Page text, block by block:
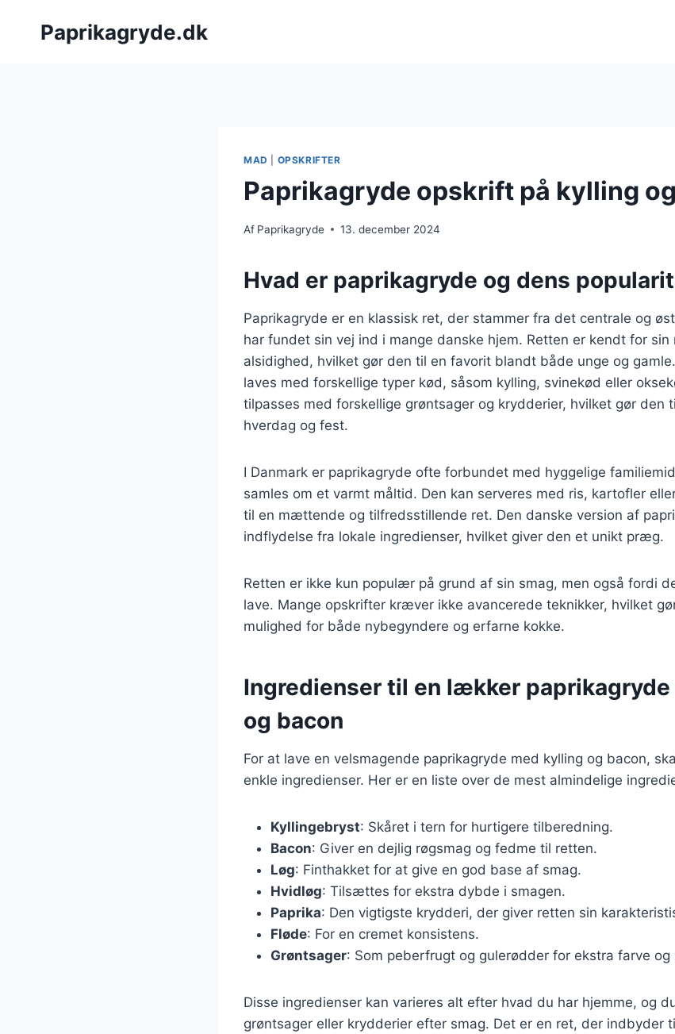
Paprikagryde.dk
MAD OPSKRIFTER
Paprikagryde opskrift på kylling
Af Paprikagryde 13. december 2024
Hvad er paprikagryde og dens
Paprikagryde er en klassisk ret, der stammer fra det centrale og
har fundet sin vej ind i mange danske hjem. Retten er kendt for sin
alsidighed, hvilket gør den til en favorit blandt både unge og
laves med forskellige typer kød, såsom kylling, svinekød eller
tilpasses med forskellige grøntsager og krydderier, hvilket gør den
hverdag og fest.
I Danmark er paprikagryde ofte forbundet med hyggelige
samles om et varmt måltid. Den kan serveres med ris, kartofler
til en mættende og tilfredsstillende ret. Den danske version af
indflydelse fra lokale ingredienser, hvilket giver den et unikt præg.
Retten er ikke kun populær på grund af sin smag, men også fordi
lave. Mange opskrifter kræver ikke avancerede teknikker, hvilket
mulighed for både nybegyndere og erfarne kokke.
Ingredienser til en lækker
og bacon
For at lave en velsmagende paprikagryde med kylling og bacon,
enkle ingredienser. Her er en liste over de mest almindelige
Kyllingebryst: Skåret i tern for hurtigere tilberedning.
Bacon: Giver en dejlig røgsmag og fedme til retten.
Løg: Finthakket for at give en god base af smag.
Hvidløg: Tilsættes for ekstra dybde i smagen.
Paprika: Den vigtigste krydderi, der giver retten sin
Fløde: For en cremet konsistens.
Grøntsager: Som peberfrugt og gulerødder for ekstra farve
Disse ingredienser kan varieres alt efter hvad du har hjemme, og
grøntsager eller krydderier efter smag. Det er en ret, der indbyder